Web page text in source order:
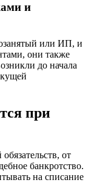
и
или ИП, и
они также
до начала
при
от
банкротство.
на списание